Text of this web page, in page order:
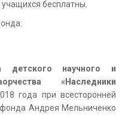
бесплатны.
детского научного и
«Наследники
года при всесторонней
Андрея Мельниченко